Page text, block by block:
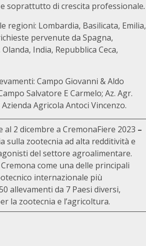
soprattutto di crescita professionale.
regioni: Lombardia, Basilicata, Emilia,
pervenute da Spagna,
India, Repubblica Ceca,
Campo Giovanni & Aldo
Salvatore E Carmelo; Az. Agr.
Agricola Antoci Vincenzo.
al 2 dicembre a CremonaFiere 2023 –
sulla zootecnia ad alta redditività e
del settore agroalimentare.
come una delle principali
internazionale più
allevamenti da 7 Paesi diversi,
la zootecnia e l’agricoltura.